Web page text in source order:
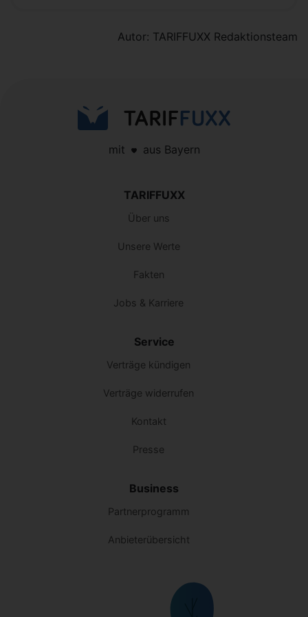
Autor: TARIFFUXX Redaktionsteam
mit aus Bayern
TARIFFUXX
Über uns
Unsere Werte
Fakten
Jobs & Karriere
Service
Verträge kündigen
Verträge widerrufen
Kontakt
Presse
Business
Partnerprogramm
Anbieterübersicht